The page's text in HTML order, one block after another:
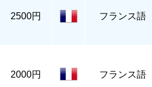
2500円 フランス語
2000円 フランス語